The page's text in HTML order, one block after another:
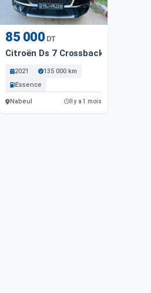
85 000 DT
Citroën Ds 7 Crossback 2021 135
2021
135 000 km
Essence
Nabeul Il y a 1 mois